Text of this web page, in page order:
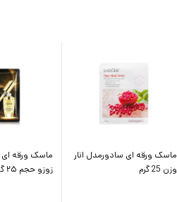
ماسک ورقه ای سادورمدل انار
وزن 25 گرم
ماسک ورقه
زوزو حجم ۲۵ گرم